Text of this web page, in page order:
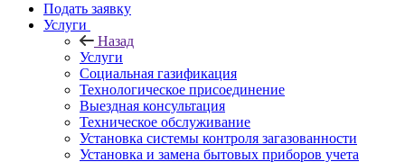
Подать заявку
Услуги
Назад
Услуги
Социальная газификация
Технологическое присоединение
Выездная консультация
Техническое обслуживание
Установка системы контроля загазованности
Установка и замена бытовых приборов учета